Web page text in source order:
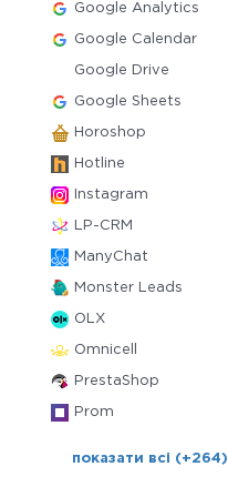
Google Analytics
Google Calendar
Google Drive
Google Sheets
Horoshop
Hotline
Instagram
LP-CRM
ManyChat
Monster Leads
OLX
Omnicell
PrestaShop
Prom
показати всі (+264)